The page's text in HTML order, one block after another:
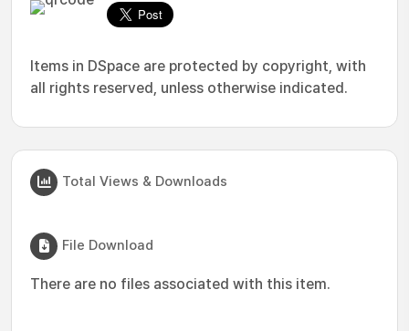
Items in DSpace are protected by copyright, with
all rights reserved, unless otherwise indicated.
Total Views & Downloads
File Download
There are no files associated with this item.